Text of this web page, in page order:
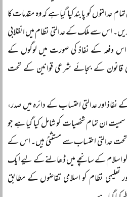
عدالتوں کو پابند کیا گیا ہے کہ وہ مقدمات کا
اس سے ملک کے عدالتی نظام میں انقلابی
اس دفعہ کے نفاذ کی صورت میں لوگوں کے
قانون کے بجائے شرعی قوانین کے تحت
اور عدالتی احتساب کے دائرہ میں صدر،
سمیت ان تمام شخصیات کو شامل کیا گیا ہے جو
عدالتی احتساب سے مستثنیٰ ہیں۔ اس کے
اسلام کے سانچے میں ڈھالنے کے لیے ایک
تعلیمی نظام کو اسلامی تقاضوں کے مطابق